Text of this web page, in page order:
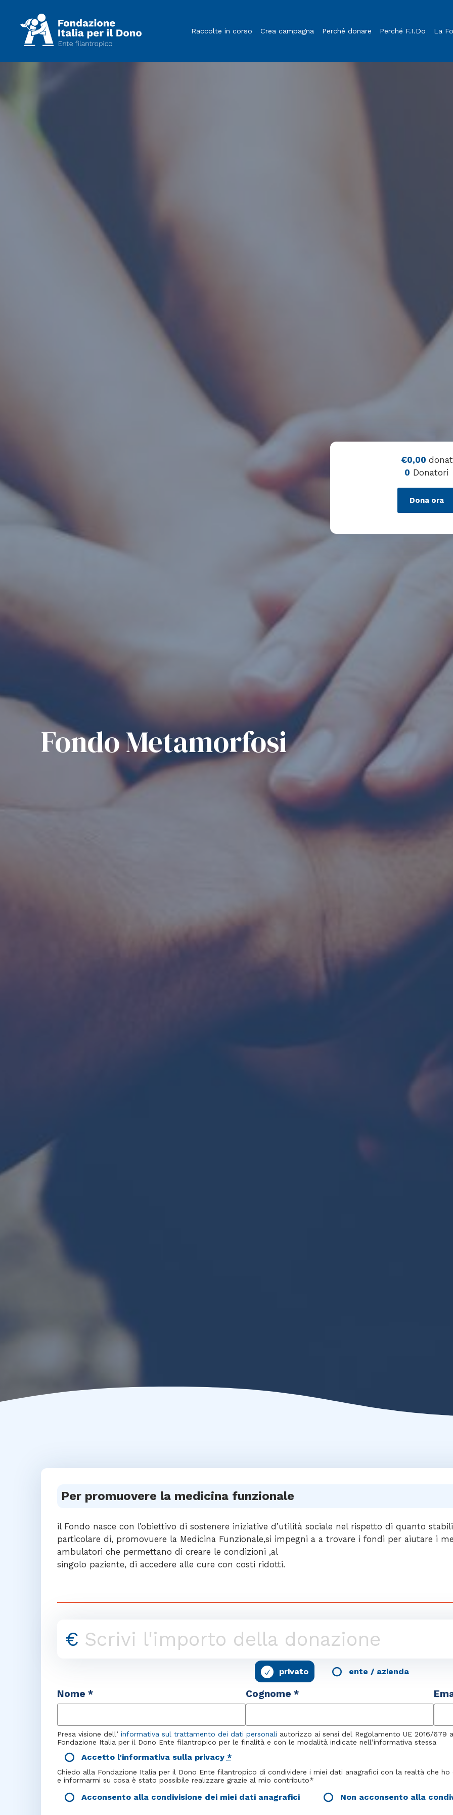
Raccolte in corso Crea campagna Perché donare Perché F.I.Do La
Fondo Metamorfosi
€0,00
0 Donatori
Dona ora
Per promuovere la medicina funzionale
il Fondo nasce con l’obiettivo di sostenere iniziative d’utilità sociale nel rispetto di quanto
particolare di, promovuere la Medicina Funzionale,si impegni a a trovare i fondi per aiutare i
ambulatori che permettano di creare le condizioni ,al
singolo paziente, di accedere alle cure con costi ridotti.
€
privato ente / azienda
Nome * Cognome *
Presa visione dell’ informativa sul trattamento dei dati personali autorizzo ai sensi del Regolamento UE 2016/
Fondazione Italia per il Dono Ente filantropico per le finalità e con le modalità indicate nell’informativa stessa
Accetto l'informativa sulla privacy *
Chiedo alla Fondazione Italia per il Dono Ente filantropico di condividere i miei dati anagrafici con la realtà che
e informarmi su cosa è stato possibile realizzare grazie al mio contributo*
Acconsento alla condivisione dei miei dati anagrafici Non acconsento alla